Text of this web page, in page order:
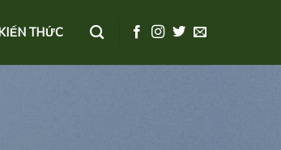
THỨC